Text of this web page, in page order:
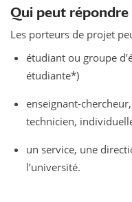
Qui peut répondre
Les porteurs de projet
étudiant ou groupe
étudiante*)
enseignant-
technicien,
un service, une
l’université.